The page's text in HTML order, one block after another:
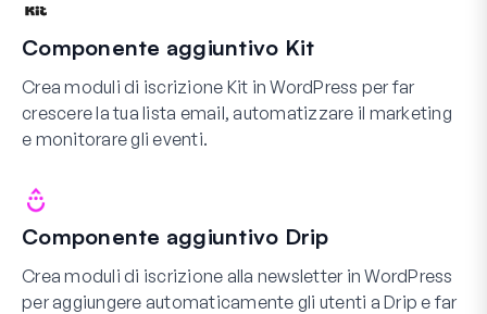
Componente aggiuntivo Kit
Crea moduli di iscrizione Kit in WordPress per far
crescere la tua lista email, automatizzare il marketing
e monitorare gli eventi.
Componente aggiuntivo Drip
Crea moduli di iscrizione alla newsletter in WordPress
per aggiungere automaticamente gli utenti a Drip e far